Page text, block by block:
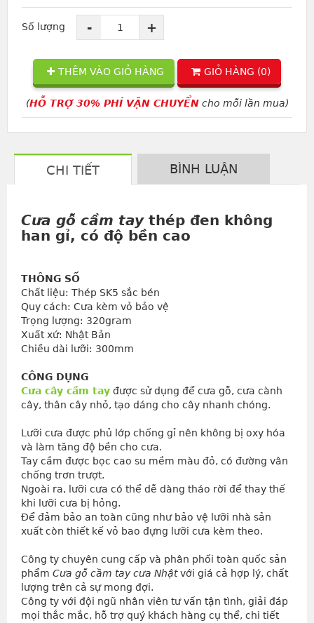
Số lượng - +
THÊM VÀO GIỎ HÀNG GIỎ HÀNG (0)
(HỖ TRỢ 30% PHÍ VẬN CHUYỂNcho mỗi lần mua)
CHI TIẾT BÌNH LUẬN
Cưa gỗ cầm taythép đen không
han gỉ, có độ bền cao
THÔNG SỐ
Chất liệu: Thép SK5 sắc bén
Quy cách: Cưa kèm vỏ bảo vệ
Trọng lượng: 320gram
Xuất xứ: Nhật Bản
Chiều dài lưỡi: 300mm
CÔNG DỤNG
Cưa cây cầm tay được sử dụng để cưa gỗ, cưa cành
cây, thân cây nhỏ, tạo dáng cho cây nhanh chóng.
Lưỡi cưa được phủ lớp chống gỉ nên không bị oxy hóa
và làm tăng độ bền cho cưa.
Tay cầm được bọc cao su mềm màu đỏ, có đường vân
chống trơn trượt.
Ngoài ra, lưỡi cưa có thể dễ dàng tháo rời để thay thế
khi lưỡi cưa bị hỏng.
Để đảm bảo an toàn cũng như bảo vệ lưỡi nhà sản
xuất còn thiết kế vỏ bao đựng lưỡi cưa kèm theo.
Công ty chuyên cung cấp và phân phối toàn quốc sản
phẩm Cưa gỗ cầm tay cưa Nhật với giá cả hợp lý, chất
lượng trên cả sự mong đợi.
Công ty với đội ngũ nhân viên tư vấn tận tình, giải đáp
mọi thắc mắc, hỗ trợ quý khách hàng cụ thể, chi tiết